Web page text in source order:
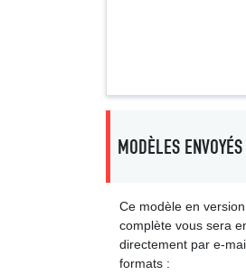
MODÈLES
Ce modèle en version
complète vous sera
directement par e-
formats :